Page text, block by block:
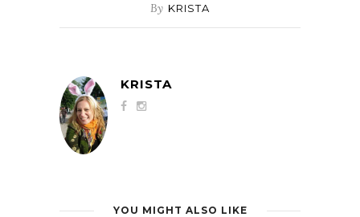
By KRISTA
KRISTA
YOU MIGHT ALSO LIKE